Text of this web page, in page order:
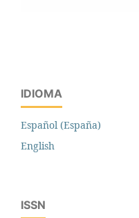
IDIOMA
Español (España)
English
ISSN